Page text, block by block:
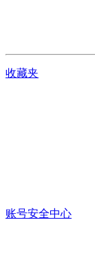
收藏夹
账号安全中心